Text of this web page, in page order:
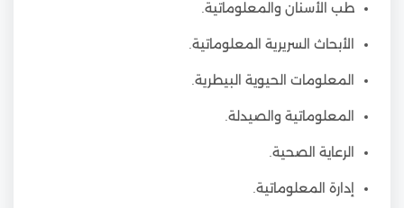
طب الأسنان والمعلوماتية.
الأبحاث السريرية المعلوماتية.
المعلومات الحيوية البيطرية.
المعلوماتية والصيدلة.
الرعاية الصحية.
إدارة المعلوماتية.